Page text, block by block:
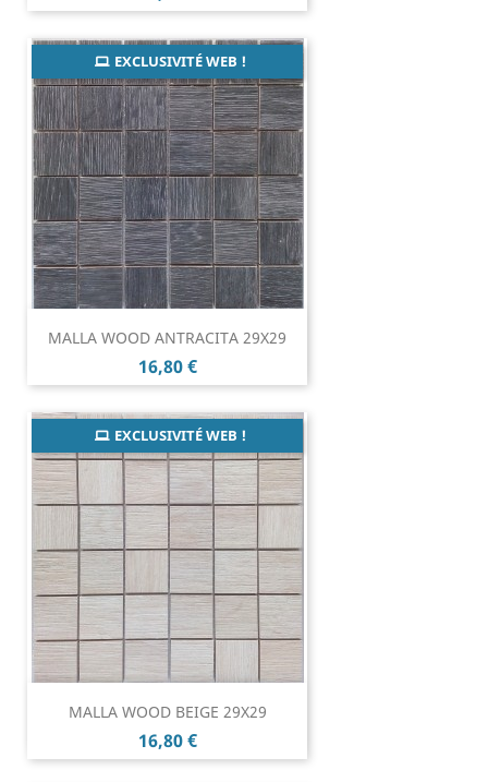
MALLA WOOD ANTRACITA 29X29
Prix
16,80 €
EXCLUSIVITÉ WEB !
MALLA WOOD BEIGE 29X29
Prix
16,80 €
EXCLUSIVITÉ WEB !